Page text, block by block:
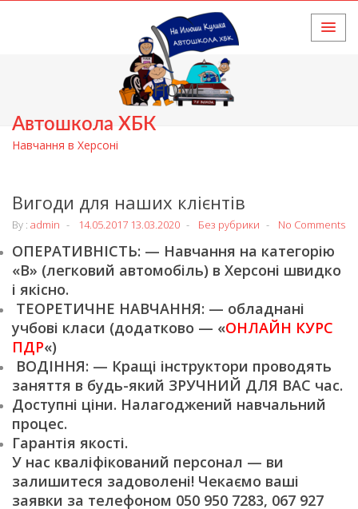
Автошкола ХБК
Навчання в Херсоні
HOME
Вигоди для наших клієнтів
By : admin 14.05.2017 13.03.2020 Без рубрики No Comments
ОПЕРАТИВНІСТЬ: — Навчання на категорію
«В» (легковий автомобіль) в Херсоні швидко
і якісно.
ТЕОРЕТИЧНЕ НАВЧАННЯ: — обладнані
учбові класи (додатково — «ОНЛАЙН КУРС
ПДР«)
ВОДІННЯ: — Кращі інструктори проводять
заняття в будь-який ЗРУЧНИЙ ДЛЯ ВАС час.
Доступні ціни. Налагоджений навчальний
процес.
Гарантія якості.
У нас кваліфікований персонал — ви
залишитеся задоволені! Чекаємо ваші
заявки за телефоном 050 950 7283, 067 927